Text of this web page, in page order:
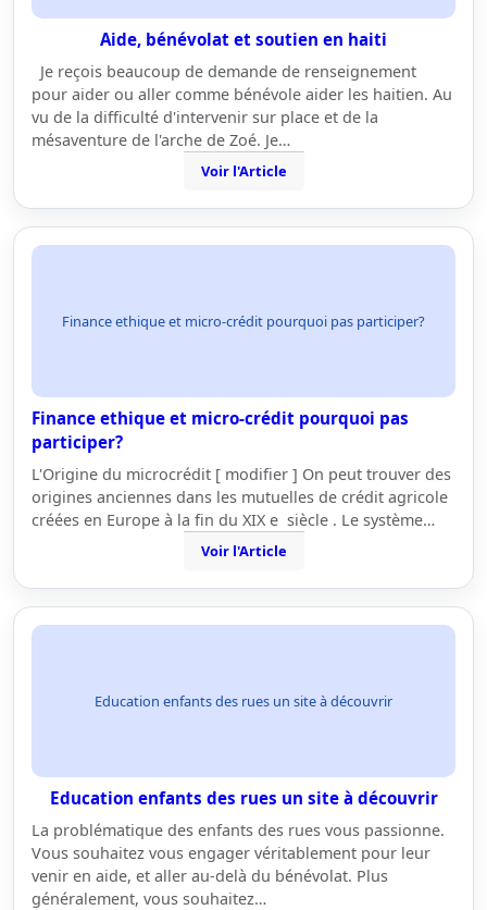
Aide, bénévolat et soutien en haiti
Je reçois beaucoup de demande de renseignement
pour aider ou aller comme bénévole aider les haitien. Au
vu de la difficulté d'intervenir sur place et de la
mésaventure de l'arche de Zoé. Je…
Voir l'Article
Finance ethique et micro-crédit pourquoi pas participer?
Finance ethique et micro-crédit pourquoi pas
participer?
L'Origine du microcrédit [ modifier ] On peut trouver des
origines anciennes dans les mutuelles de crédit agricole
créées en Europe à la fin du XIX e siècle . Le système…
Voir l'Article
Education enfants des rues un site à découvrir
Education enfants des rues un site à découvrir
La problématique des enfants des rues vous passionne.
Vous souhaitez vous engager véritablement pour leur
venir en aide, et aller au-delà du bénévolat. Plus
généralement, vous souhaitez…